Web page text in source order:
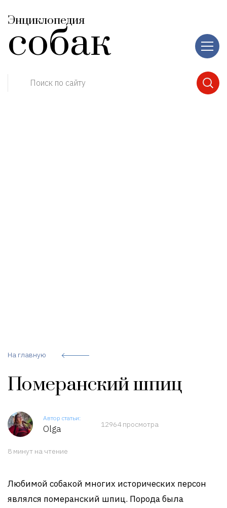
Энциклопедия
собак
Поиск по сайту
На главную
Померанский шпиц
Автор статьи:
Olga 12964 просмотра
8 минут на чтение
Любимой собакой многих исторических персон
являлся померанский шпиц. Порода была